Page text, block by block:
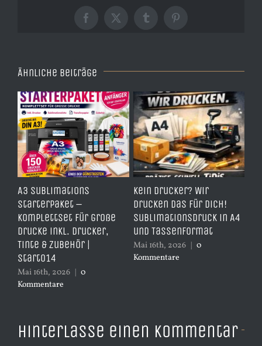
Facebook
X TumblrPinterest
Ähnliche Beiträge
A3 Sublimations
Starterpaket –
Komplettset für große
Drucke inkl. Drucker,
Tinte & Zubehör |
Start014
Mai 16th, 2026
0
Kommentare
Kein Drucker? Wir
drucken das für dich!
Sublimationsdruck in A4
und Tassenformat
Mai 16th, 2026
0
Kommentare
Hinterlasse einen Kommentar